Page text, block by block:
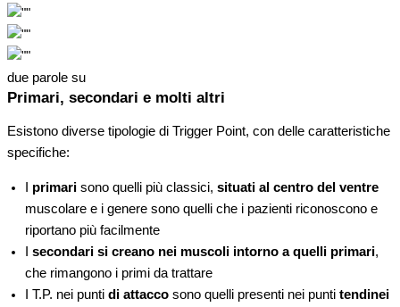
due parole su
Primari, secondari e molti altri
Esistono diverse tipologie di Trigger Point, con delle caratteristiche
specifiche:
primari sono quelli più classici, situati al centro del ventre
muscolare e i genere sono quelli che i pazienti riconoscono e
riportano più facilmente
secondari si creano nei muscoli intorno a quelli primari,
che rimangono i primi da trattare
I T.P. nei punti di attacco sono quelli presenti nei punti tendinei